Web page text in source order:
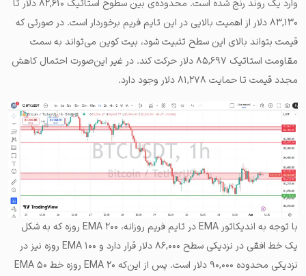
وارد یک روند رنج شده است. محدوده‌ی بین سطوح استاتیک ۸۲,۶۱۰ دلار تا
۸۳,۱۳۰ دلار از اهمیت بالایی در این تایم فریم برخوردار است. در صورتی که
قیمت بتواند بالای این سطح تثبیت شود، بیت کوین می‌تواند به سمت
مقاومت استاتیک ۸۵,۶۹۷ دلار حرکت کند. در غیر این‌صورت احتمال کاهش
مجدد قیمت تا حمایت ۸۱,۲۷۸ دلار وجود دارد.
با توجه به اندیکاتور EMA در تایم فریم روزانه، EMA ۲۰۰ روزه که به شکل
یک خط افقی در نزدیکی سطح ۸۶,۰۰۰ دلار قرار دارد و EMA ۱۰۰ روزه نیز در
نزدیکی محدوده ۹۰,۰۰۰ دلار است. پس از این‌که EMA ۲۰ روزه خط EMA ۵۰